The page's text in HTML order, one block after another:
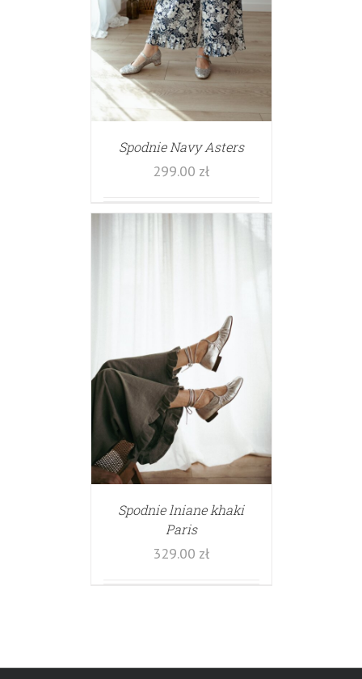
Spodnie Navy Asters
299.00 zł
Spodnie lniane khaki
Paris
329.00 zł